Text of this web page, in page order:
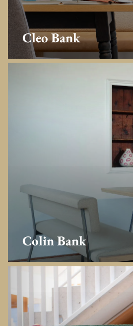
Cleo Bank
Colin Bank